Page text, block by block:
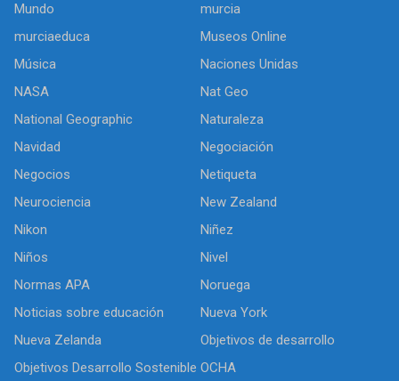
Mundo
murcia
murciaeduca
Museos Online
Música
Naciones Unidas
NASA
Nat Geo
National Geographic
Naturaleza
Navidad
Negociación
Negocios
Netiqueta
Neurociencia
New Zealand
Nikon
Niñez
Niños
Nivel
Normas APA
Noruega
Noticias sobre educación
Nueva York
Nueva Zelanda
Objetivos de desarrollo
Objetivos Desarrollo Sostenible OCHA